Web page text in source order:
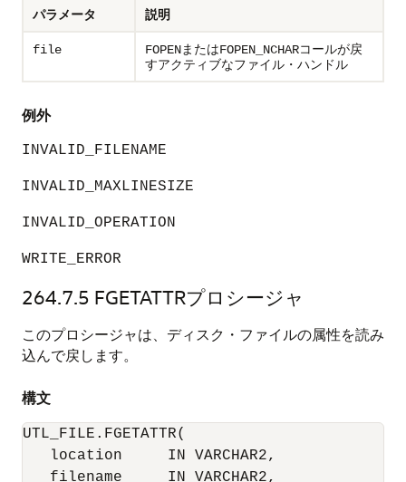
パラメータ 説明
file FOPENまたはFOPEN_NCHARコールが戻
すアクティブなファイル・ハンドル
例外
INVALID_FILENAME
INVALID_MAXLINESIZE
INVALID_OPERATION
WRITE_ERROR
264.7.5 FGETATTRプロシージャ
このプロシージャは、ディスク・ファイルの属性を読み
込んで戻します。
構文
UTL_FILE.FGETATTR(
   location     IN VARCHAR2,
   filename     IN VARCHAR2,